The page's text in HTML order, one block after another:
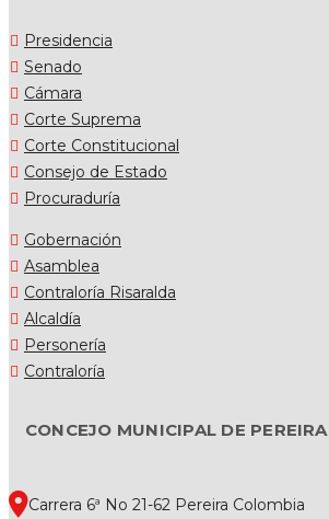
Presidencia
Senado
Cámara
Corte Suprema
Corte Constitucional
Consejo de Estado
Procuraduría
Gobernación
Asamblea
Contraloría Risaralda
Alcaldía
Personería
Contraloría
CONCEJO MUNICIPAL DE PEREIRA
Carrera 6ª No 21-62 Pereira Colombia